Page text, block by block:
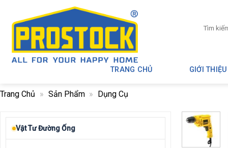
content
kiếm:
TRANG CHỦ GIỚI THIỆU
Trang Chủ » Sản Phẩm » Dụng Cụ
Vật Tư Đường Ống